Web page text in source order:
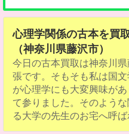
心理学関係の古本を買
（神奈川県藤沢市）
今日の古本買取は神奈川
張です。そもそも私は国
が心理学にも大変興味が
て参りました。そのよう
る大学の先生のお宅へ呼